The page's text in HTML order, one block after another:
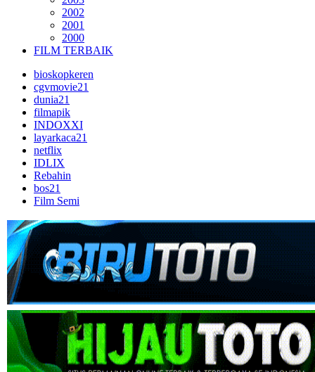
2002
2001
2000
FILM TERBAIK
bioskopkeren
cgvmovie21
dunia21
filmapik
INDOXXI
layarkaca21
netflix
IDLIX
Rebahin
bos21
Film Semi